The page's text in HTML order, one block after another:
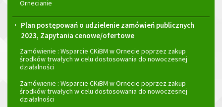
Ornecianie
Plan postępowań o udzielenie zamówień publicznych
2023, Zapytania cenowe/ofertowe
Zamówienie : Wsparcie CKiBM w Ornecie poprzez zakup
środków trwałych w celu dostosowania do nowoczesnej
działalności
Zamówienie : Wsparcie CKiBM w Ornecie poprzez zakup
środków trwałych w celu dostosowania do nowoczesnej
działalności